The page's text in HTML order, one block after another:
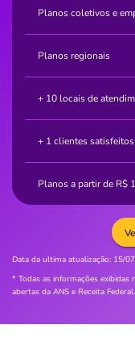
Planos coletivos e
Planos regionais
+ 10 locais de
+ 1 clientes satisfeitos
Planos a partir de R$
Data da ultima atualização: 15/
* Todas as informações
abertas da ANS e Receita Federal.